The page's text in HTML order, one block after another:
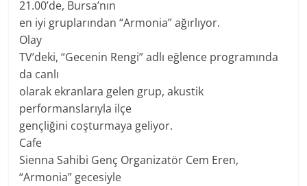
21.00’de, Bursa’nın
en iyi gruplarından “Armonia” ağırlıyor.
Olay
TV’deki, “Gecenin Rengi” adlı eğlence programında
da canlı
olarak ekranlara gelen grup, akustik
performanslarıyla ilçe
gençliğini coşturmaya geliyor.
Cafe
Sienna Sahibi Genç Organizatör Cem Eren,
“Armonia” gecesiyle